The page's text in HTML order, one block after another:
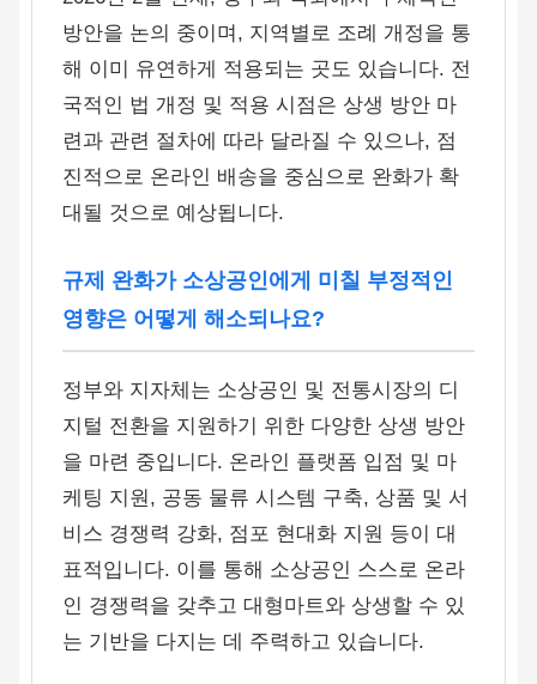
방안을 논의 중이며, 지역별로 조례 개정을 통
해 이미 유연하게 적용되는 곳도 있습니다. 전
국적인 법 개정 및 적용 시점은 상생 방안 마
련과 관련 절차에 따라 달라질 수 있으나, 점
진적으로 온라인 배송을 중심으로 완화가 확
대될 것으로 예상됩니다.
규제 완화가 소상공인에게 미칠 부정적인
영향은 어떻게 해소되나요?
정부와 지자체는 소상공인 및 전통시장의 디
지털 전환을 지원하기 위한 다양한 상생 방안
을 마련 중입니다. 온라인 플랫폼 입점 및 마
케팅 지원, 공동 물류 시스템 구축, 상품 및 서
비스 경쟁력 강화, 점포 현대화 지원 등이 대
표적입니다. 이를 통해 소상공인 스스로 온라
인 경쟁력을 갖추고 대형마트와 상생할 수 있
는 기반을 다지는 데 주력하고 있습니다.